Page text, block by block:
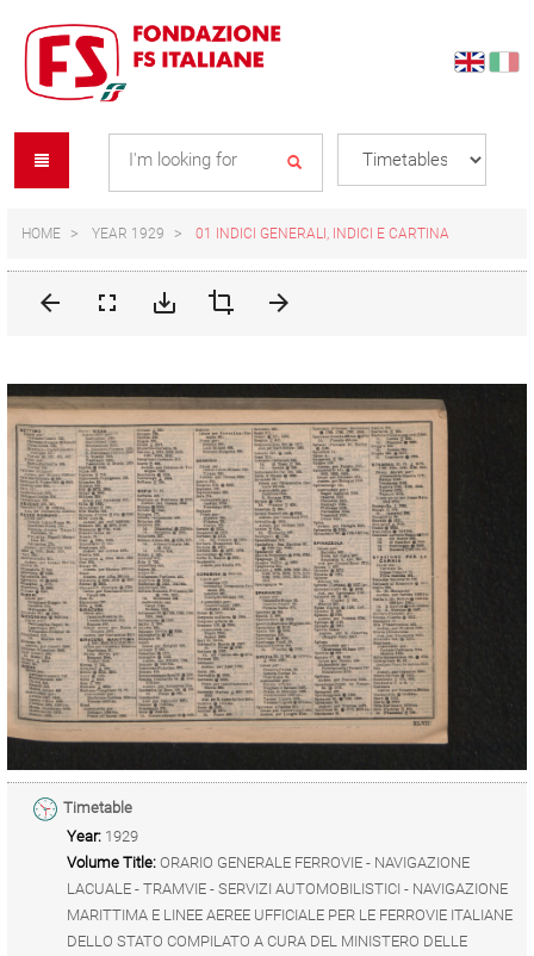
content
navigation
menu
HOME YEAR 1929 01 INDICI GENERALI, INDICI E CARTINA
Timetable
Year: 1929
Volume Title: ORARIO GENERALE FERROVIE - NAVIGAZIONE
LACUALE - TRAMVIE - SERVIZI AUTOMOBILISTICI - NAVIGAZIONE
MARITTIMA E LINEE AEREE UFFICIALE PER LE FERROVIE ITALIANE
DELLO STATO COMPILATO A CURA DEL MINISTERO DELLE